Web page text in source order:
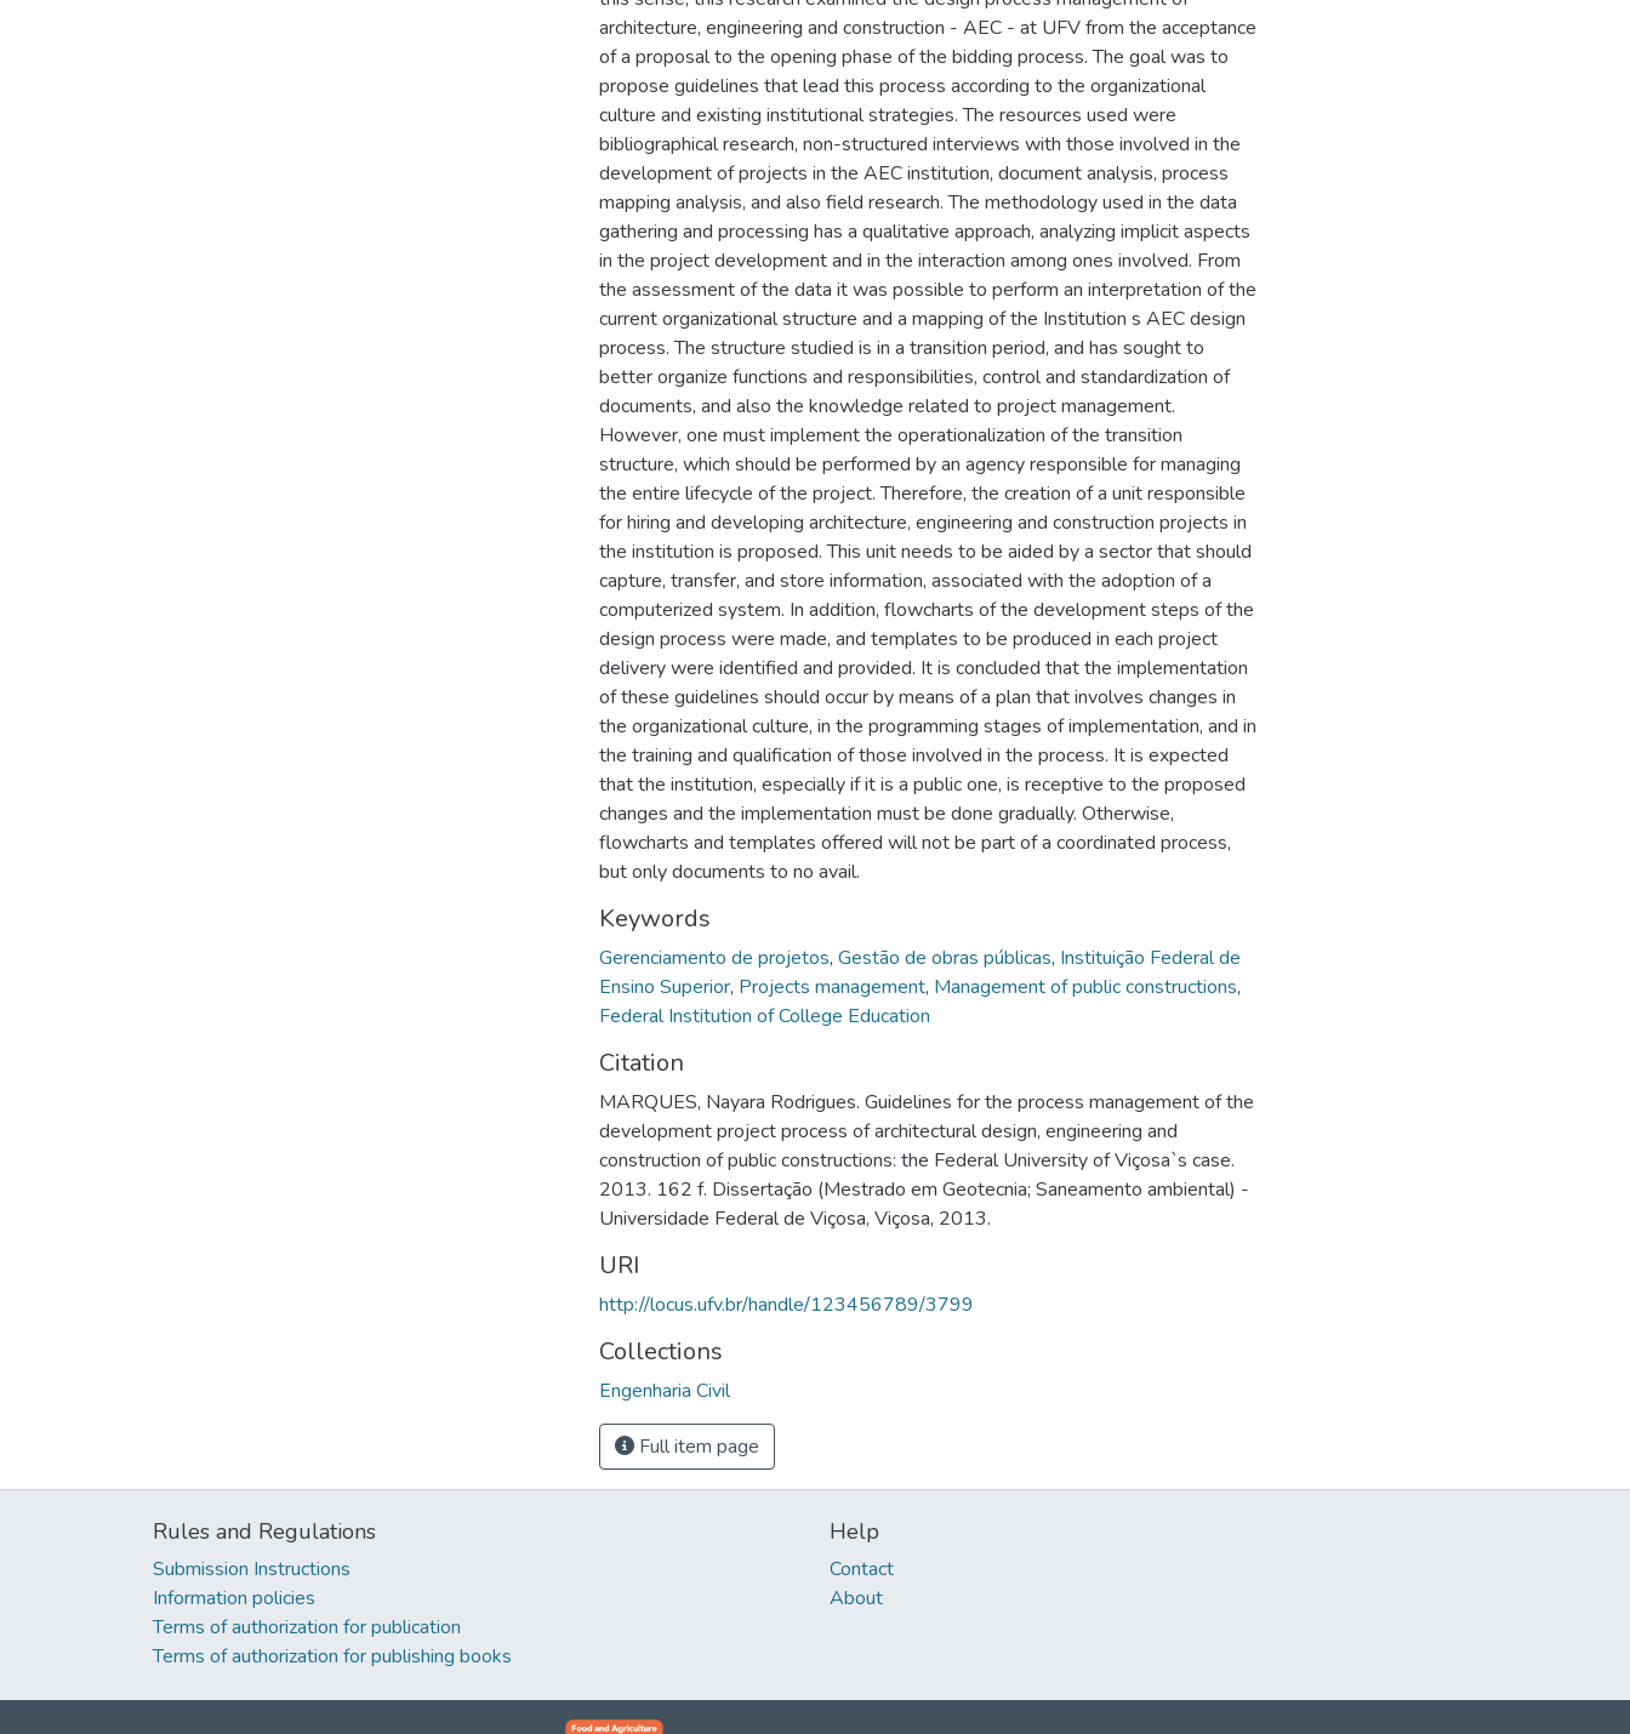
architecture, engineering and construction - AEC - at UFV from the acceptance
of a proposal to the opening phase of the bidding process. The goal was to
propose guidelines that lead this process according to the organizational
culture and existing institutional strategies. The resources used were
bibliographical research, non-structured interviews with those involved in the
development of projects in the AEC institution, document analysis, process
mapping analysis, and also field research. The methodology used in the data
gathering and processing has a qualitative approach, analyzing implicit aspects
in the project development and in the interaction among ones involved. From
the assessment of the data it was possible to perform an interpretation of the
current organizational structure and a mapping of the Institution s AEC design
process. The structure studied is in a transition period, and has sought to
better organize functions and responsibilities, control and standardization of
documents, and also the knowledge related to project management.
However, one must implement the operationalization of the transition
structure, which should be performed by an agency responsible for managing
the entire lifecycle of the project. Therefore, the creation of a unit responsible
for hiring and developing architecture, engineering and construction projects in
the institution is proposed. This unit needs to be aided by a sector that should
capture, transfer, and store information, associated with the adoption of a
computerized system. In addition, flowcharts of the development steps of the
design process were made, and templates to be produced in each project
delivery were identified and provided. It is concluded that the implementation
of these guidelines should occur by means of a plan that involves changes in
the organizational culture, in the programming stages of implementation, and in
the training and qualification of those involved in the process. It is expected
that the institution, especially if it is a public one, is receptive to the proposed
changes and the implementation must be done gradually. Otherwise,
flowcharts and templates offered will not be part of a coordinated process,
but only documents to no avail.
Keywords
Gerenciamento de projetos, Gestão de obras públicas, Instituição Federal de
Ensino Superior, Projects management, Management of public constructions,
Federal Institution of College Education
Citation
MARQUES, Nayara Rodrigues. Guidelines for the process management of the
development project process of architectural design, engineering and
construction of public constructions: the Federal University of Viçosa`s case.
2013. 162 f. Dissertação (Mestrado em Geotecnia; Saneamento ambiental) -
Universidade Federal de Viçosa, Viçosa, 2013.
URI
http://locus.ufv.br/handle/123456789/3799
Collections
Engenharia Civil
Full item page
Rules and Regulations
Submission Instructions
Information policies
Terms of authorization for publication
Terms of authorization for publishing books
Help
Contact
About